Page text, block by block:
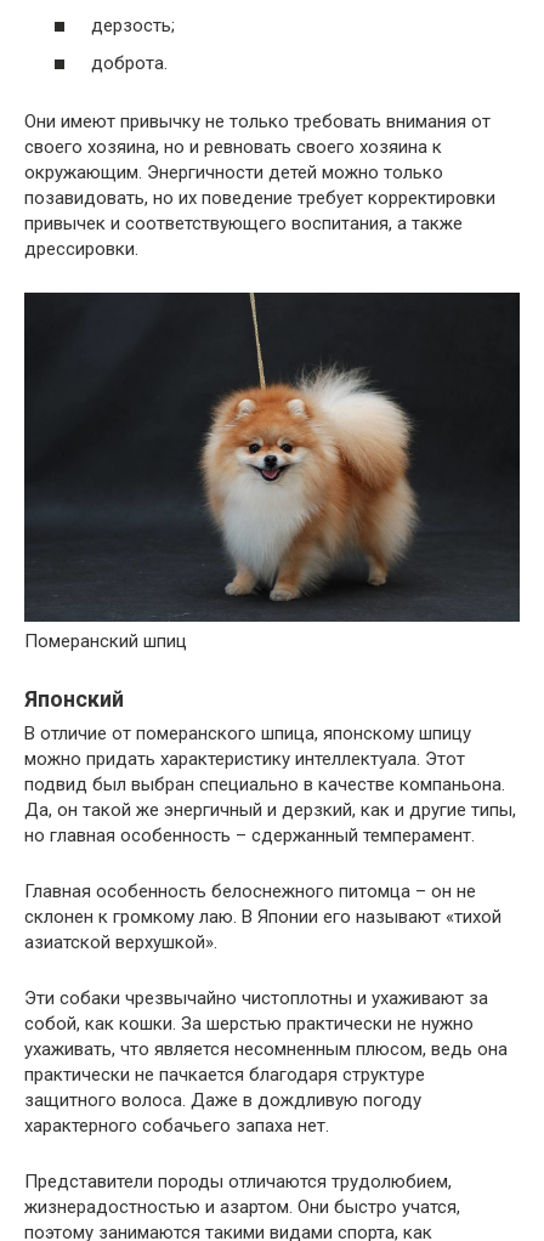
дерзость;
доброта.
Они имеют привычку не только требовать внимания от
своего хозяина, но и ревновать своего хозяина к
окружающим. Энергичности детей можно только
позавидовать, но их поведение требует корректировки
привычек и соответствующего воспитания, а также
дрессировки.
Померанский шпиц
Японский
В отличие от померанского шпица, японскому шпицу
можно придать характеристику интеллектуала. Этот
подвид был выбран специально в качестве компаньона.
Да, он такой же энергичный и дерзкий, как и другие типы,
но главная особенность – сдержанный темперамент.
Главная особенность белоснежного питомца – он не
склонен к громкому лаю. В Японии его называют «тихой
азиатской верхушкой».
Эти собаки чрезвычайно чистоплотны и ухаживают за
собой, как кошки. За шерстью практически не нужно
ухаживать, что является несомненным плюсом, ведь она
практически не пачкается благодаря структуре
защитного волоса. Даже в дождливую погоду
характерного собачьего запаха нет.
Представители породы отличаются трудолюбием,
жизнерадостностью и азартом. Они быстро учатся,
поэтому занимаются такими видами спорта, как